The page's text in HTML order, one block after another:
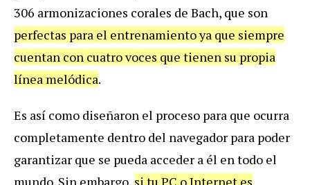
306 armonizaciones corales de Bach, que son
perfectas para el entrenamientoya que siempre
cuentan con cuatrovoces que tienen su propia
línea melódica.
Es así como diseñaron el proceso para que ocurra
completamente dentro del navegador para poder
garantizar que se pueda acceder a él entodo el
mundo Sin embargo, si tu PC oInternet es